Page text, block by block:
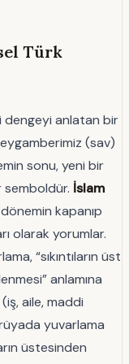
Türk
dengeyi anlatan bir
(sav)
sonu, yeni bir
semboldür. İslam
kapanıp
olarak yorumlar.
“sıkıntıların üst
anlamına
aile, maddi
yuvarlama
üstesinden